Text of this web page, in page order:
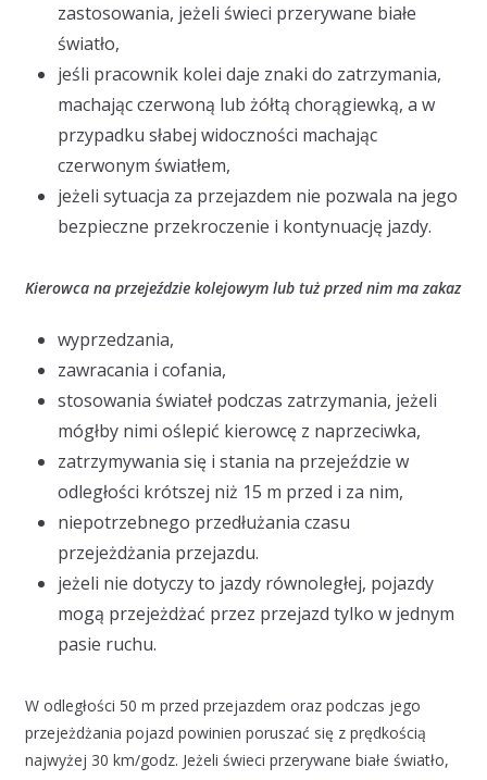
zastosowania, jeżeli świeci przerywane białe
światło,
jeśli pracownik kolei daje znaki do zatrzymania,
machając czerwoną lub żółtą chorągiewką, a w
przypadku słabej widoczności machając
czerwonym światłem,
jeżeli sytuacja za przejazdem nie pozwala na jego
bezpieczne przekroczenie i kontynuację jazdy.
Kierowca na przejeździe kolejowym lub tuż przed nim ma zakaz
wyprzedzania,
zawracania i cofania,
stosowania świateł podczas zatrzymania, jeżeli
mógłby nimi oślepić kierowcę z naprzeciwka,
zatrzymywania się i stania na przejeździe w
odległości krótszej niż 15 m przed i za nim,
niepotrzebnego przedłużania czasu
przejeżdżania przejazdu.
jeżeli nie dotyczy to jazdy równoległej, pojazdy
mogą przejeżdżać przez przejazd tylko w jednym
pasie ruchu.
W odległości 50 m przed przejazdem oraz podczas jego
przejeżdżania pojazd powinien poruszać się z prędkością
najwyżej 30 km/godz. Jeżeli świeci przerywane białe światło,